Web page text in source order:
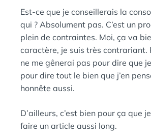
Est-ce que je conseillerais la
qui ? Absolument pas. C’est un
plein de contraintes. Moi, ça va
caractère, je suis très contrariant.
ne me gênerai pas pour dire que
pour dire tout le bien que j’en
honnête aussi.
D’ailleurs, c’est bien pour ça que
faire un article aussi long.